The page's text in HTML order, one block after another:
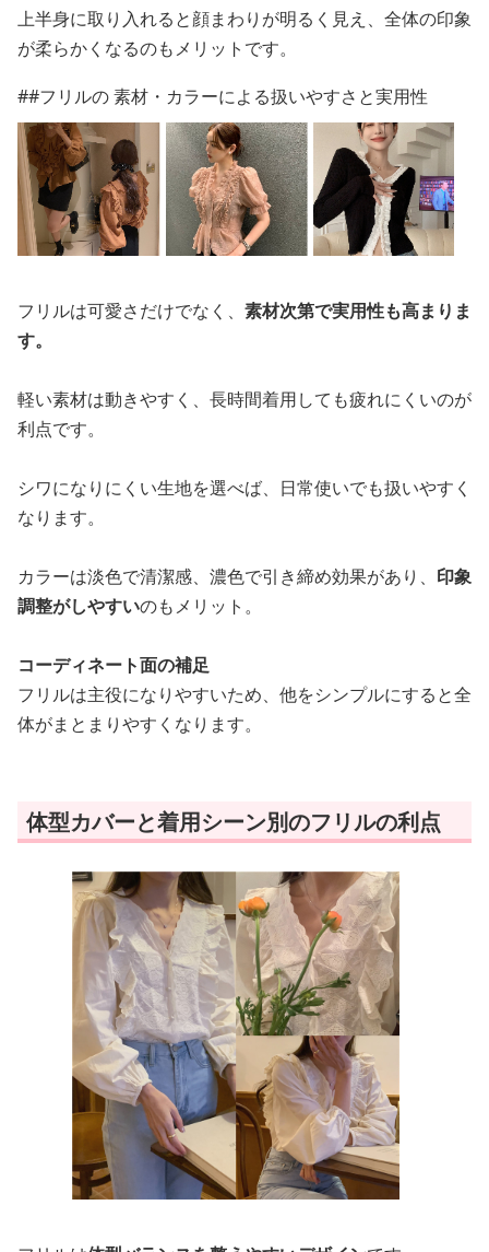
上半身に取り入れると顔まわりが明るく見え、全体の印象
が柔らかくなるのもメリットです。
##フリルの 素材・カラーによる扱いやすさと実用性
フリルは可愛さだけでなく、 素材次第で実用性も高まりま
す。
軽い素材は動きやすく、長時間着用しても疲れにくいのが
利点です。
シワになりにくい生地を選べば、日常使いでも扱いやすく
なります。
カラーは淡色で清潔感、濃色で引き締め効果があり、 印象
調整がしやすいのもメリット。
コーディネート面の補足
フリルは主役になりやすいため、他をシンプルにすると全
体がまとまりやすくなります。
体型カバーと着用シーン別のフリルの利点